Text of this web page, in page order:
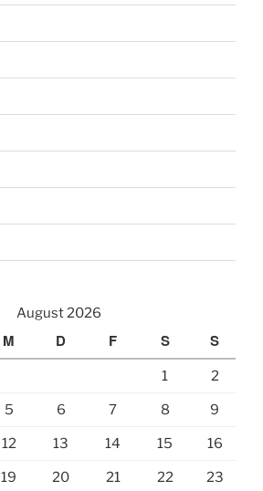
August 2026
M D F S S
1 2
5 6 7 8 9
12 13 14 15 16
19 20 21 22 23